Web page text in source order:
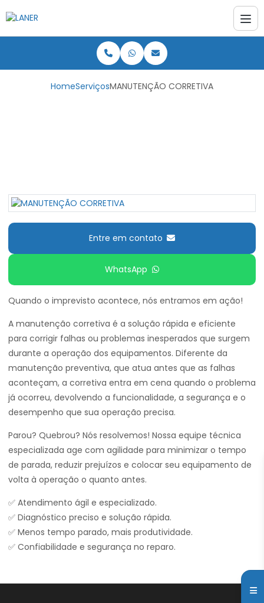
HomeServiçosMANUTENÇÃO CORRETIVA
Entre em contato
WhatsApp
Quando o imprevisto acontece, nós entramos em ação!
A manutenção corretiva é a solução rápida e eficiente
para corrigir falhas ou problemas inesperados que surgem
durante a operação dos equipamentos. Diferente da
manutenção preventiva, que atua antes que as falhas
aconteçam, a corretiva entra em cena quando o problema
já ocorreu, devolvendo a funcionalidade, a segurança e o
desempenho que sua operação precisa.
Parou? Quebrou? Nós resolvemos! Nossa equipe técnica
especializada age com agilidade para minimizar o tempo
de parada, reduzir prejuízos e colocar seu equipamento de
volta à operação o quanto antes.
✅ Atendimento ágil e especializado.
✅ Diagnóstico preciso e solução rápida.
✅ Menos tempo parado, mais produtividade.
✅ Confiabilidade e segurança no reparo.